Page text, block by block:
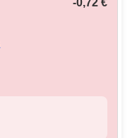
-0,72 €